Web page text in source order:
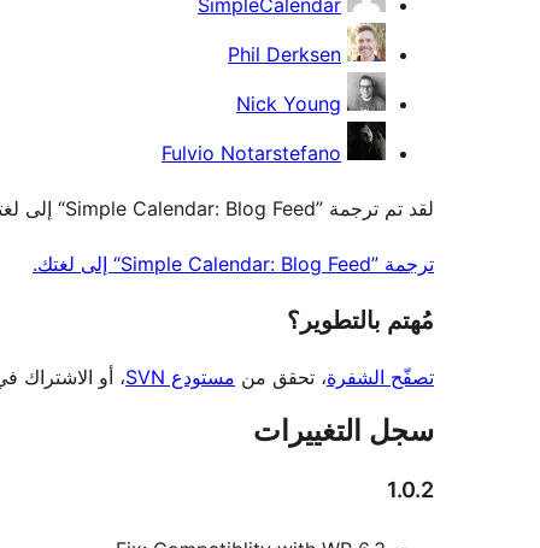
SimpleCalendar
Phil Derksen
Nick Young
Fulvio Notarstefano
لقد تم ترجمة ”Simple Calendar: Blog Feed“ إلى لغتين. شكراً إلى جميع
ترجمة ”Simple Calendar: Blog Feed“ إلى لغتك.
مُهتم بالتطوير؟
تصفّح الشفرة، تحقق من مستودع SVN ، أو الاشتراك
سجل التغييرات
1.0.2